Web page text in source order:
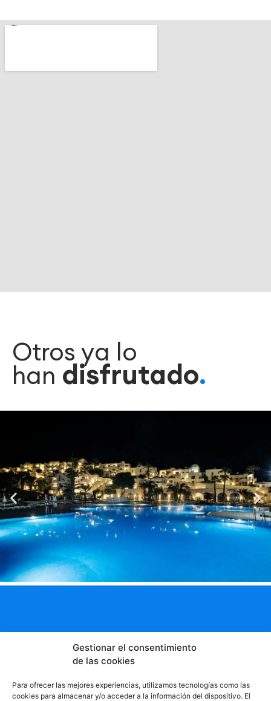
Gestionar el consentimiento
de las cookies
Para ofrecer las mejores experiencias, utilizamos tecnologías como las
cookies para almacenar y/o acceder a la información del dispositivo. El
Otros ya lo
han disfrutado.
Explora el Mundo con Nosotros y
Reserva una Aventura Inolvidable